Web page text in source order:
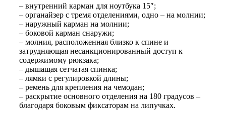
– внутренний карман для ноутбука 15″;
– органайзер с тремя отделениями, одно – на молнии;
– наружный карман на молнии;
– боковой карман снаружи;
– молния, расположенная близко к спине и
затрудняющая несанкционированный доступ к
содержимому рюкзака;
– дышащая сетчатая спинка;
– лямки с регулировкой длины;
– ремень для крепления на чемодан;
– раскрытие основного отделения на 180 градусов –
благодаря боковым фиксаторам на липучках.